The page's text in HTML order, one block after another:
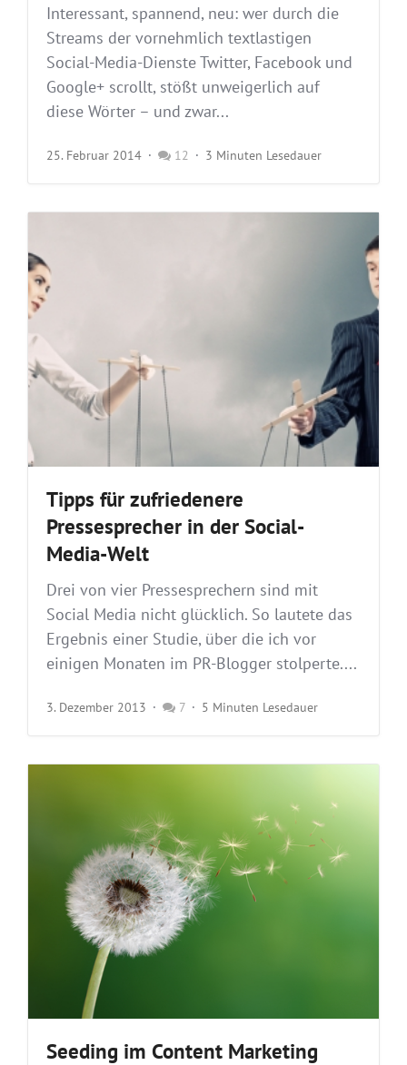
Interessant, spannend, neu: wer durch die
Streams der vornehmlich textlastigen
Social-Media-Dienste Twitter, Facebook und
Google+ scrollt, stößt unweigerlich auf
diese Wörter – und zwar...
25. Februar 2014 12 3 Minuten Lesedauer
Tipps für zufriedenere
Pressesprecher in der Social-
Media-Welt
Drei von vier Pressesprechern sind mit
Social Media nicht glücklich. So lautete das
Ergebnis einer Studie, über die ich vor
einigen Monaten im PR-Blogger stolperte....
3. Dezember 2013 7 5 Minuten Lesedauer
Seeding im Content Marketing